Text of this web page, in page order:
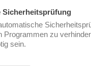
Sicherheitsprüfung
Programmen zu
sein.